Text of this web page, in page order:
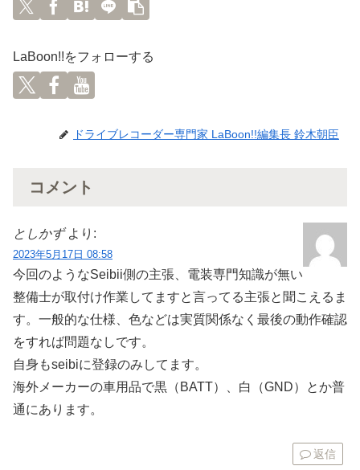
LaBoon!!をフォローする
ドライブレコーダー専門家 LaBoon!!編集長 鈴木朝臣
コメント
としかず より:
2023年5月17日 08:58
今回のようなSeibii側の主張、電装専門知識が無い
整備士が取付け作業してますと言ってる主張と聞こえるま
す。一般的な仕様、色などは実質関係なく最後の動作確認
をすれば問題なしです。
自身もseibiに登録のみしてます。
海外メーカーの車用品で黒（BATT）、白（GND）とか普
通にあります。
返信